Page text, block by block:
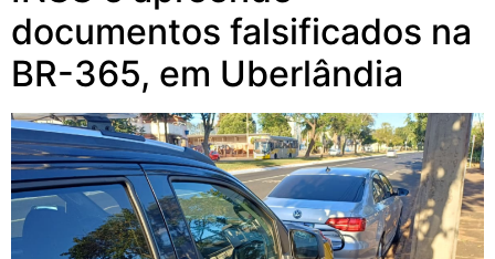
documentos falsificados na
BR-365, em Uberlândia